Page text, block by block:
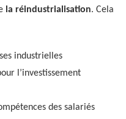
la réindustrialisation. Cela
industrielles
l’investissement
des salariés